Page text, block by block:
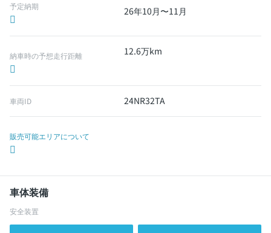
予定納期 26年10月〜11月
納車時の予想走行距離 12.6万km
車両ID 24NR32TA
販売可能エリアについて
車体装備
安全装置